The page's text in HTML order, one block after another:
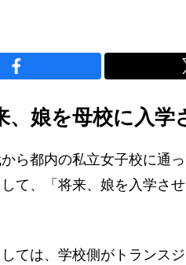
、娘を母校に入
ら都内の私立女子校に通
て、「将来、娘を入学さ
しては、学校側がトランス